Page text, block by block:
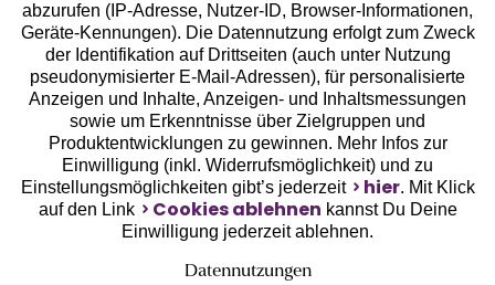
Gratis Versand ab50 €
Kostenlose Retoure
°Punkte sammeln
abzurufen (IP-Adresse, Nutzer-ID, Browser-Informationen,
Geräte-Kennungen). Die Datennutzung erfolgt zum Zweck
der Identifikation auf Drittseiten (auch unter Nutzung
pseudonymisierter E-Mail-Adressen), für personalisierte
Anzeigen und Inhalte, Anzeigen- und Inhaltsmessungen
sowie um Erkenntnisse über Zielgruppen und
Produktentwicklungen zu gewinnen. Mehr Infos zur
Einwilligung (inkl. Widerrufsmöglichkeit) und zu
Einstellungsmöglichkeiten gibt’s jederzeit
hier. Mit Klick
auf den Link
Cookies ablehnen kannst Du Deine
Einwilligung jederzeit ablehnen.
Datennutzungen